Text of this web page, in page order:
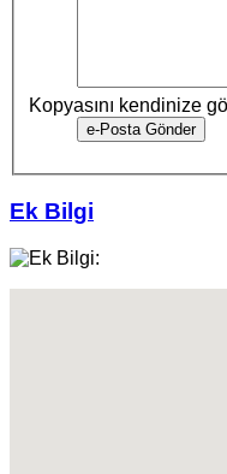
Kopyasını kendinize
e-Posta Gönder
Ek Bilgi